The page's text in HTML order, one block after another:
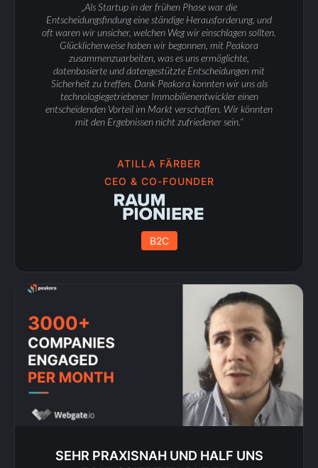
„Als Startup in der frühen Phase war die
Entscheidungsfindung eine ständige Herausforderung, und
oft waren wir unsicher, welchen Weg wir einschlagen sollten.
Glücklicherweise haben wir begonnen, mit Peakora
zusammenzuarbeiten, was es uns ermöglichte,
datenbasierte und datengestützte Entscheidungen mit
Sicherheit zu treffen. Dank Peakora konnten wir uns als
technologiegetriebener Immobilienentwickler einen
entscheidenden Vorteil im Markt verschaffen. Wir könnten
mit den Ergebnissen nicht zufriedener sein.“
ATILLA FÄRBER
CEO & CO-FOUNDER
B2C
SEHR PRAXISNAH UND HALF UNS